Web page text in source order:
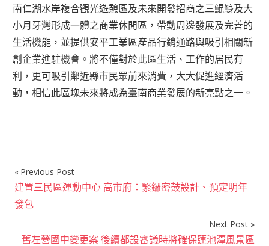
南仁湖水岸複合觀光遊憩區及未來開發招商之三鯤鯓及大
小月牙灣形成一體之商業休閒區，帶動周邊發展及完善的
生活機能，並提供安平工業區產品行銷通路與吸引相關新
創企業進駐機會。將不僅對於此區生活、工作的居民有
利，更可吸引鄰近縣市民眾前來消費，大大促進經濟活
動，相信此區塊未來將成為臺南商業發展的新亮點之一。
文
章
覽
Previous Post
建置三民區運動中心 高市府：緊鑼密鼓設計、預定明年
發包
Next Post
舊左營國中變更案 後續都設審議時將確保蓮池潭風景區